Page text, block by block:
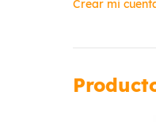
Crear mi